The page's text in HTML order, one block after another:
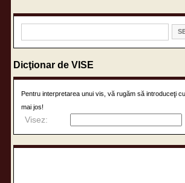
Dicţionar de VISE
Pentru interpretarea unui vis, vă rugăm să introduceţi
mai jos!
Visez: